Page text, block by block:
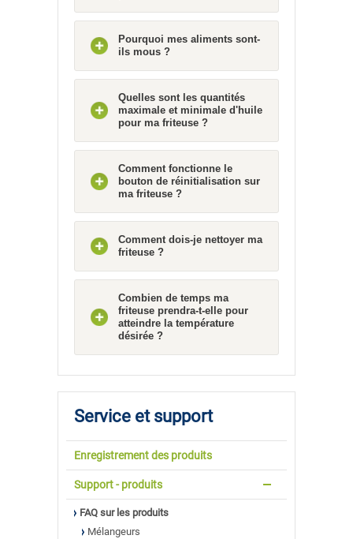
Pourquoi mes aliments sont-
ils mous ?
Quelles sont les quantités
maximale et minimale d'huile
pour ma friteuse ?
Comment fonctionne le
bouton de réinitialisation sur
ma friteuse ?
Comment dois-je nettoyer ma
friteuse ?
Combien de temps ma
friteuse prendra-t-elle pour
atteindre la température
désirée ?
Service et support
Enregistrement des produits
Support - produits
FAQ sur les produits
Mélangeurs